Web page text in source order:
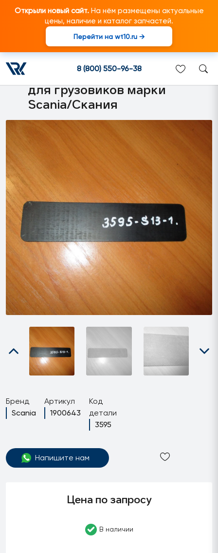
Открыли новый сайт.На нём размещены актуальные
цены, наличие и каталог запчастей.
Перейти на wt10.ru →
8 (800) 550-96-38
1900643 Фрикционное
покрытие нижней облицовки
радиатора L=190мм подходит
для грузовиков марки
Scania/Скания
Бренд
Scania
Артикул
1900643
Код
детали
3595
Напишите нам
Цена по запросу
В наличии